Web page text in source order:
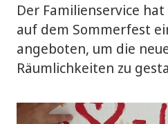
Der Familienservice
auf dem Sommerfest
angeboten, um die
Räumlichkeiten zu